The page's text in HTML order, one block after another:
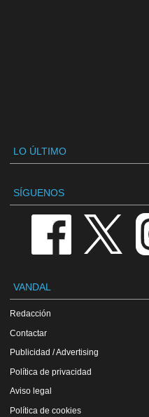
LO ÚLTIMO
SÍGUENOS
VANDAL
Redacción
Contactar
Publicidad / Advertising
Política de privacidad
Aviso legal
Política de cookies